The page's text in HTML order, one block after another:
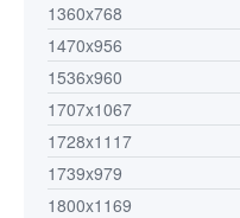
1360x768
1470x956
1536x960
1707x1067
1728x1117
1739x979
1800x1169